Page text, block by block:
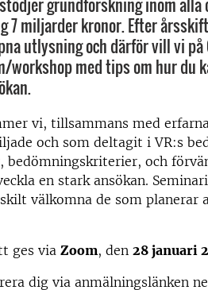
grundforskning inom alla
7 miljarder kronor. Efter
utlysning och därför vill vi
med tips om hur du
vi, tillsammans med
och som deltagit i VR:s
bedömningskriterier, och
en stark ansökan.
välkomna de som planerar
ges via Zoom, den 28 januari
dig via anmälningslänken